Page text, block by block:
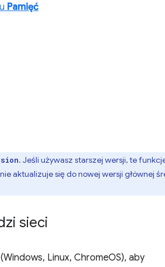
Pamięć
. Jeśli używasz starszej wersji, te
aktualizuje się do nowej wersji głównej
sieci
Linux, ChromeOS), aby